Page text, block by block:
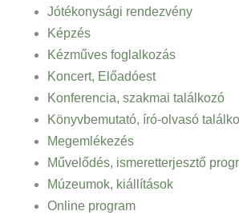
Jótékonysági rendezvény
Képzés
Kézműves foglalkozás
Koncert, Előadóest
Konferencia, szakmai találkozó
Könyvbemutató, író-olvasó
Megemlékezés
Művelődés, ismeretterjesztő
Múzeumok, kiállítások
Online program